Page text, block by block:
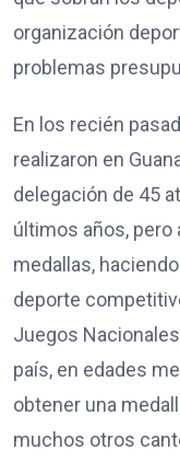
organización
problemas
En los recién
realizaron en
delegación de 45
últimos años, pero
medallas,
deporte
Juegos
país, en edades
obtener una
muchos otros